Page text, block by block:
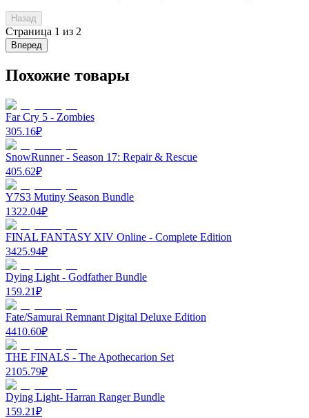
Назад
Страница 1 из 2
Вперед
Похожие товары
Far Cry 5 - Zombies
305.16₽
SnowRunner - Season 17: Repair & Rescue
405.62₽
Y7S3 Mutiny Season Bundle
1322.04₽
FINAL FANTASY XIV Online - Complete Edition
3425.94₽
Dying Light - Godfather Bundle
159.21₽
Fate/Samurai Remnant Digital Deluxe Edition
4410.60₽
THE FINALS - The Apothecarion Set
2105.79₽
Dying Light- Harran Ranger Bundle
159.21₽